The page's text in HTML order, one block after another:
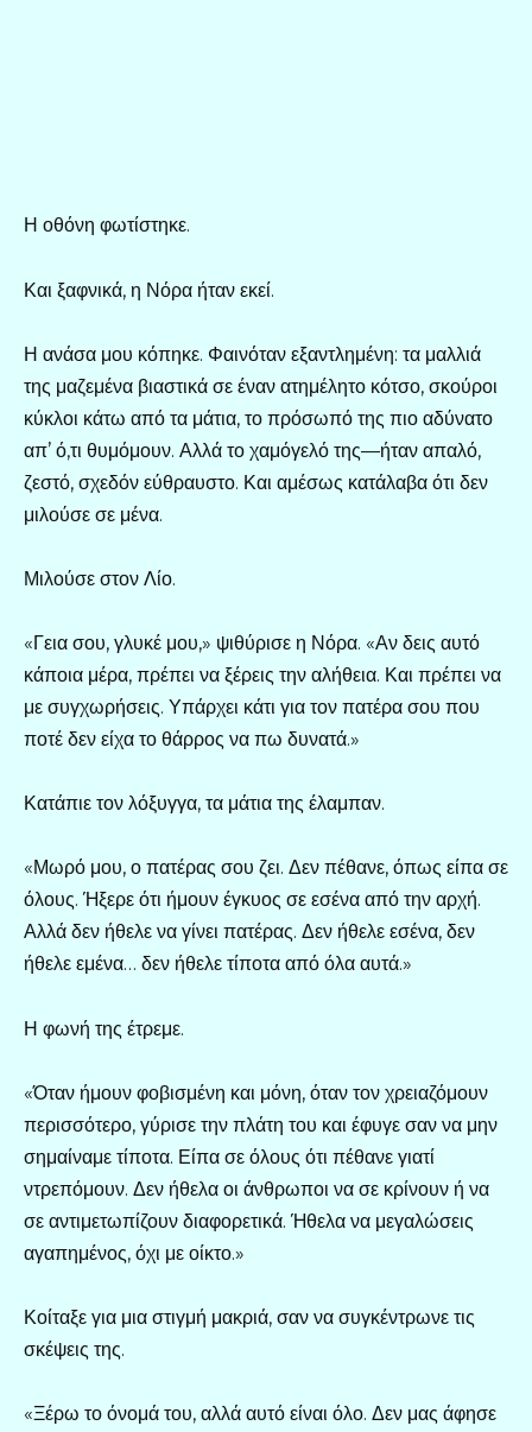
Η οθόνη φωτίστηκε.
Και ξαφνικά, η Νόρα ήταν εκεί.
Η ανάσα μου κόπηκε. Φαινόταν εξαντλημένη: τα μαλλιά
της μαζεμένα βιαστικά σε έναν ατημέλητο κότσο, σκούροι
κύκλοι κάτω από τα μάτια, το πρόσωπό της πιο αδύνατο
απ’ ό,τι θυμόμουν. Αλλά το χαμόγελό της—ήταν απαλό,
ζεστό, σχεδόν εύθραυστο. Και αμέσως κατάλαβα ότι δεν
μιλούσε σε μένα.
Μιλούσε στον Λίο.
«Γεια σου, γλυκέ μου,» ψιθύρισε η Νόρα. «Αν δεις αυτό
κάποια μέρα, πρέπει να ξέρεις την αλήθεια. Και πρέπει να
με συγχωρήσεις. Υπάρχει κάτι για τον πατέρα σου που
ποτέ δεν είχα το θάρρος να πω δυνατά.»
Κατάπιε τον λόξυγγα, τα μάτια της έλαμπαν.
«Μωρό μου, ο πατέρας σου ζει. Δεν πέθανε, όπως είπα σε
όλους. Ήξερε ότι ήμουν έγκυος σε εσένα από την αρχή.
Αλλά δεν ήθελε να γίνει πατέρας. Δεν ήθελε εσένα, δεν
ήθελε εμένα… δεν ήθελε τίποτα από όλα αυτά.»
Η φωνή της έτρεμε.
«Όταν ήμουν φοβισμένη και μόνη, όταν τον χρειαζόμουν
περισσότερο, γύρισε την πλάτη του και έφυγε σαν να μην
σημαίναμε τίποτα. Είπα σε όλους ότι πέθανε γιατί
ντρεπόμουν. Δεν ήθελα οι άνθρωποι να σε κρίνουν ή να
σε αντιμετωπίζουν διαφορετικά. Ήθελα να μεγαλώσεις
αγαπημένος, όχι με οίκτο.»
Κοίταξε για μια στιγμή μακριά, σαν να συγκέντρωνε τις
σκέψεις της.
«Ξέρω το όνομά του, αλλά αυτό είναι όλο. Δεν μας άφησε